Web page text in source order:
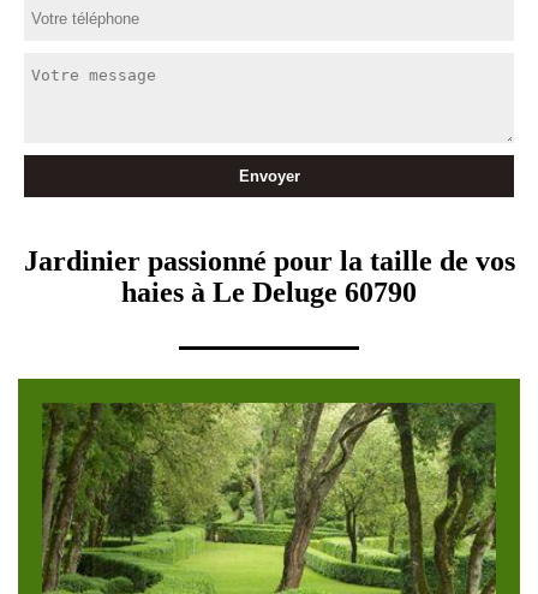
Jardinier passionné pour la taille de vos
haies à Le Deluge 60790